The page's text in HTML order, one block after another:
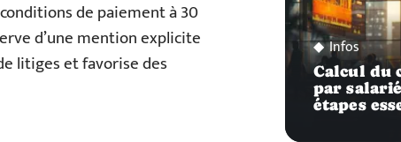
de paiement à 30
d’une mention explicite
litiges et favorise des
Infos
Calcul du
par
étapes